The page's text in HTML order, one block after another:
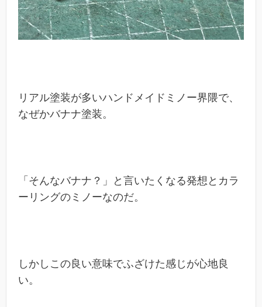
リアル塗装が多いハンドメイドミノー界隈で、
なぜかバナナ塗装。
「そんなバナナ？」と言いたくなる発想とカラ
ーリングのミノーなのだ。
しかしこの良い意味でふざけた感じが心地良
い。